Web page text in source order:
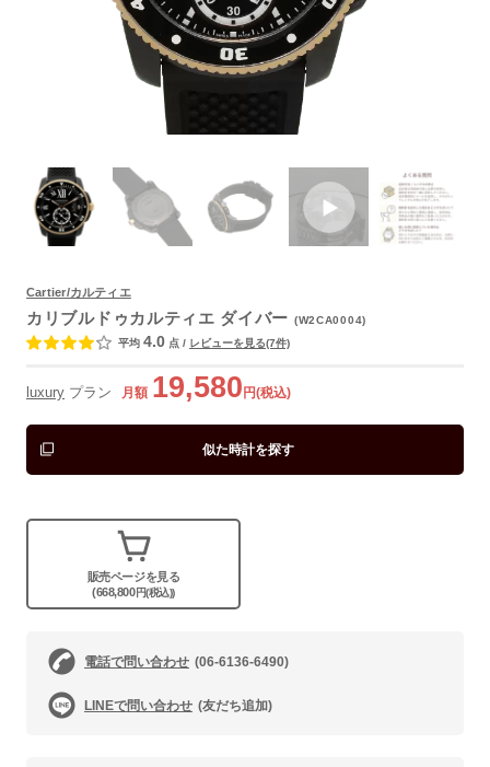
Cartier/カルティエ
カリブルドゥカルティエ ダイバー (W2CA0004)
平均 4.0 点 / レビューを見る(7件)
luxury プラン 月額 19,580 円(税込)
似た時計を探す
販売ページを見る
(668,800円(税込))
電話で問い合わせ (06-6136-6490)
LINEで問い合わせ (友だち追加)
よくあるご質問